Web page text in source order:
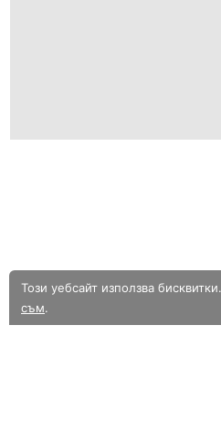
Този уебсайт използва бисквитки.
съм.